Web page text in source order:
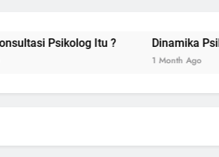
Itu ? Dinamika Psikologis